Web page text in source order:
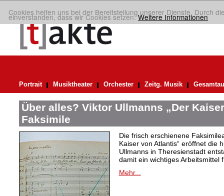
Cookies helfen uns bei der Bereitstellung unserer Dienste. Durch
einverstanden, dass wir Cookies setzen.Weitere Informationen
Portrait Musiktheater Orchester Zeitg. Musik
Über alles? Viktor Ullmanns „Der
Faksimile
Die frisch erschienene
Kaiser von Atlantis“ eröffnet die
Ullmanns in Theresienstadt
damit ein wichtiges Arbeitsmittel
Mehr...